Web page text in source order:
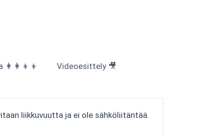
👩‍👩‍👦‍👦 Videoesittely 🎥
liikkuvuutta ja ei ole sähköliitäntää.